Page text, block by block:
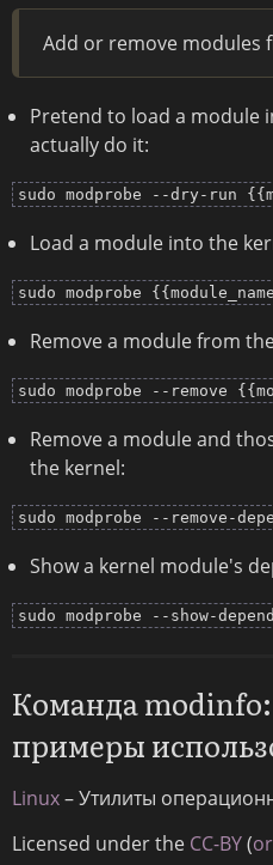
Add or remove modules
Pretend to load a module
actually do it:
sudo modprobe --dry-run
Load a module into the
sudo modprobe
Remove a module from
sudo modprobe --remove
Remove a module and
the kernel:
sudo modprobe --remove-
Show a kernel module's
sudo modprobe --show-
Команда
примеры
Linux– Утилиты
Licensed under the CC-BY(